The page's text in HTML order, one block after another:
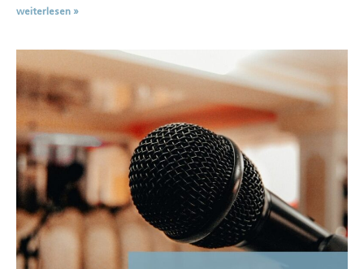
weiterlesen »